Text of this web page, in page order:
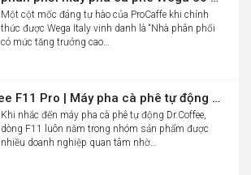
Một cột mốc đáng tự hào của ProCaffe khi chính
thức được Wega Italy vinh danh là “Nhà phân phối
có mức tăng trưởng cao…
Review Dr.Coffee F11 Pro | Máy pha cà phê tự động cho văn phòng
Khi nhắc đến máy pha cà phê tự động Dr.Coffee,
dòng F11 luôn nằm trong nhóm sản phẩm được
nhiều doanh nghiệp quan tâm nhờ…